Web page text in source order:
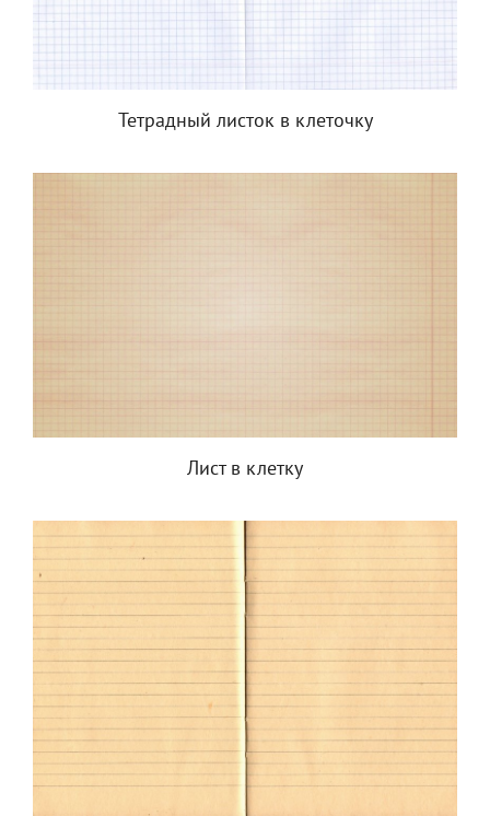
Тетрадный листок в клеточку
Лист в клетку